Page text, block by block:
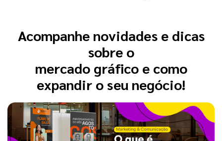
Acompanhe novidades e dicas
sobre o
mercado gráfico e como
expandir o seu negócio!